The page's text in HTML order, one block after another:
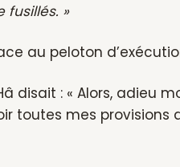
fusillés. »
au peloton
disait : « Alors, adieu
toutes mes provisions